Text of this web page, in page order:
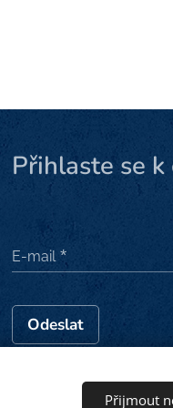
Přihlaste se
E-mail
Odeslat
Přijmout